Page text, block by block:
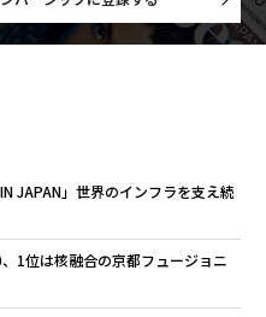
JAPAN」世界のインフラを支え続
1位は核融合の京都フュージョニ